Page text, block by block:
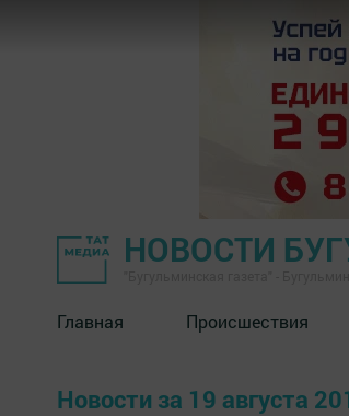
НОВОСТИ
Главная Происшествия
Новости за 19 августа